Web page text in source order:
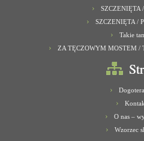
SZCZENIĘTA
SZCZENIĘTA /
Takie
ZA TĘCZOWYM MOSTEM /
O nas –
Wzorzec